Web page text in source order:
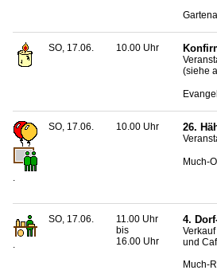
SO, 17.06. 10.00 Uhr
(siehe
.
SO, 17.06. 10.00 Uhr 26.
Much-
SO, 17.06.
11.00 Uhr
bis
16.00 Uhr
4.
und
Much-